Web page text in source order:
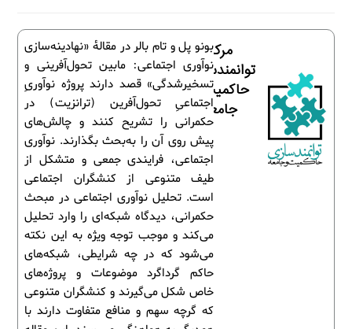
بونو پل و تام بالر در مقالۀ «نهادینه‌سازی
نوآوری اجتماعی: مابین تحول‌آفرینی و
تسخیرشدگی» قصد دارند پروژه نوآوریِ
اجتماعیِ تحول‌آفرین (ترانزیت) در
حکمرانی را تشریح کنند و چالش‌های
پیش روی آن را به‌بحث بگذارند. نوآوری
اجتماعی، فرایندی جمعی و متشکل از
طیف متنوعی از کنشگران اجتماعی
است. تحلیل نوآوری اجتماعی در مبحث
حکمرانی، دیدگاه شبکه‌ای را وارد تحلیل
می‌کند و موجب توجه ویژه به این نکته
می‌شود که در چه شرایطی، شبکه‌های
حاکم گرداگرد موضوعات و پروژه‌های
خاص شکل می‌گیرند و کنشگران متنوعی
که گرچه سهم و منافع متفاوت دارند با
مرکز
توانمندسازی
حاکمیت و
جامعه